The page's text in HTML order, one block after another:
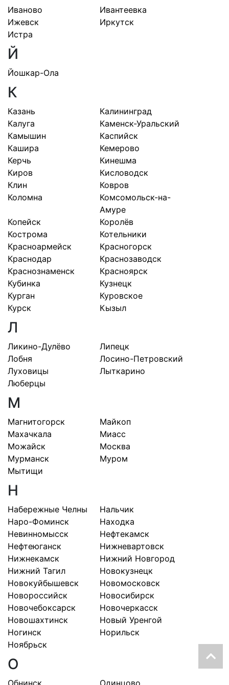
Иваново
Ивантеевка
Ижевск
Иркутск
Истра
Й
Йошкар-Ола
К
Казань
Калининград
Калуга
Каменск-Уральский
Камышин
Каспийск
Кашира
Кемерово
Керчь
Кинешма
Киров
Кисловодск
Клин
Ковров
Коломна
Комсомольск-на-
Амуре
Копейск
Королёв
Кострома
Котельники
Красноармейск
Красногорск
Краснодар
Краснозаводск
Краснознаменск
Красноярск
Кубинка
Кузнецк
Курган
Куровское
Курск
Кызыл
Л
Ликино-Дулёво
Липецк
Лобня
Лосино-Петровский
Луховицы
Лыткарино
Люберцы
М
Магнитогорск
Майкоп
Махачкала
Миасс
Можайск
Москва
Мурманск
Муром
Мытищи
Н
Набережные Челны
Нальчик
Наро-Фоминск
Находка
Невинномысск
Нефтекамск
Нефтеюганск
Нижневартовск
Нижнекамск
Нижний Новгород
Нижний Тагил
Новокузнецк
Новокуйбышевск
Новомосковск
Новороссийск
Новосибирск
Новочебоксарск
Новочеркасск
Новошахтинск
Новый Уренгой
Ногинск
Норильск
Ноябрьск
О
Обнинск Одинцово